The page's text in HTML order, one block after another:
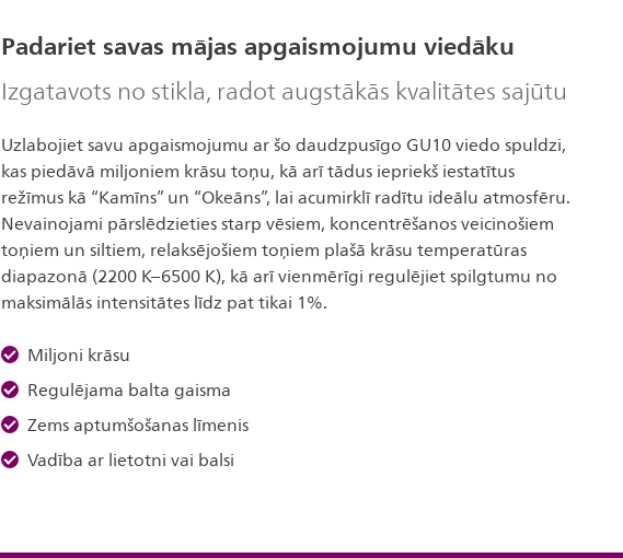
Padariet savas mājas apgaismojumu viedāku
Izgatavots no stikla, radot augstākās kvalitātes sajūtu
Uzlabojiet savu apgaismojumu ar šo daudzpusīgo GU10 viedo spuldzi,
kas piedāvā miljoniem krāsu toņu, kā arī tādus iepriekš iestatītus
režīmus kā “Kamīns” un “Okeāns”, lai acumirklī radītu ideālu atmosfēru.
Nevainojami pārslēdzieties starp vēsiem, koncentrēšanos veicinošiem
toņiem un siltiem, relaksējošiem toņiem plašā krāsu temperatūras
diapazonā (2200 K–6500 K), kā arī vienmērīgi regulējiet spilgtumu no
maksimālās intensitātes līdz pat tikai 1%.
Miljoni krāsu
Regulējama balta gaisma
Zems aptumšošanas līmenis
Vadība ar lietotni vai balsi